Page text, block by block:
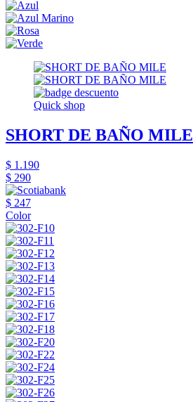
Quick shop
SHORT DE BAÑO MILE
$ 1.190
$ 290
$ 247
Color